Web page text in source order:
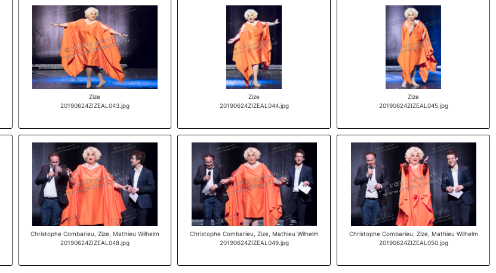
Zize
20190624ZIZEAL043.jpg
Zize
20190624ZIZEAL044.jpg
Zize
20190624ZIZEAL045.jpg
Christophe Combarieu, Zize, Mathieu Wilhelm
20190624ZIZEAL048.jpg
Christophe Combarieu, Zize, Mathieu Wilhelm
20190624ZIZEAL049.jpg
Christophe Combarieu, Zize, Mathieu Wilhelm
20190624ZIZEAL050.jpg